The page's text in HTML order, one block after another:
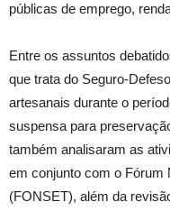
públicas de emprego,
Entre os assuntos
que trata do Seguro-
artesanais durante o
suspensa para
também analisaram as
em conjunto com o Fórum
(FONSET), além da